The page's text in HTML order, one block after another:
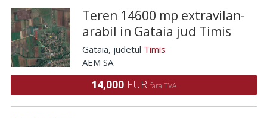
Teren 14600 mp extravilan-
arabil in Gataia jud Timis
Gataia, judetul Timis
AEM SA
14,000 EUR fara TVA